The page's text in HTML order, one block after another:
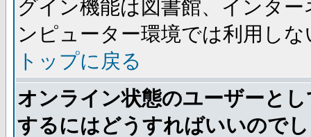
グイン機能は図書館、インタ
ンピューター環境では利用し
トップに戻る
オンライン状態のユーザーと
するにはどうすればいいので